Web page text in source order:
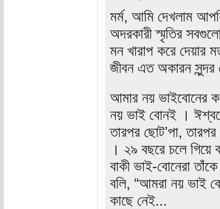
মর্ম, আমি দেখলাম
অদরকারী স্মৃতির
মন খারাপ করে দেয়ার
জীবন এত অকারন
আমার নয় ভাইবোনের
নয় ভাই বোনই ।
তারপর ছোট’পা,
। ২৯ বছরে চলে
বাকী ভাই-বোনেরা
বলি, “আমরা নয় ভাই
কাছে নেই...